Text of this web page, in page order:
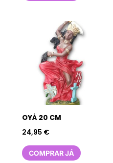
OYÁ 20 CM
24,95 €
COMPRAR JÁ